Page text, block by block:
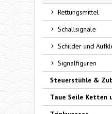
Rettungsmittel
Schallsignale
Schilder und
Signalfiguren
Steuerstühle &
Taue Seile Ketten